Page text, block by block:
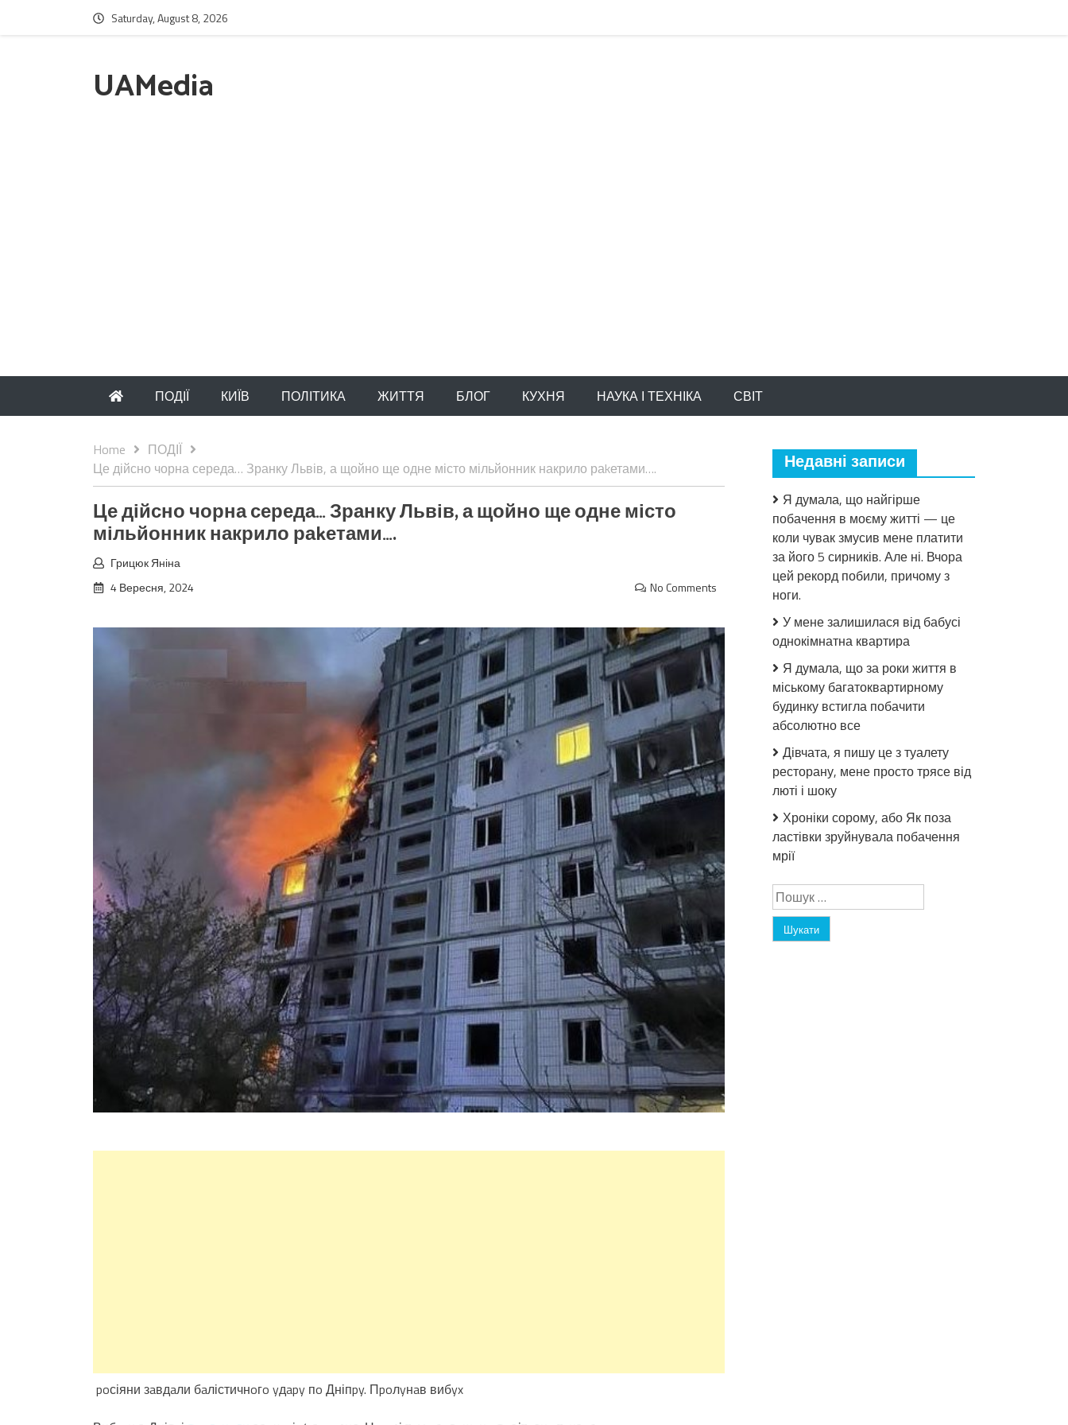
Saturday, August 8, 2026
UAMedia
ПОДІЇ КИЇВ ПОЛІТИКА ЖИТТЯ БЛОГ КУХНЯ НАУКА І ТЕХНІКА СВІТ
Home
ПОДІЇ
Це дійсно чорна середа… Зранку Львів, а щойно ще одне місто мільйонник накрило раkетами….
Це дійсно чорна середа… Зранку Львів, а щойно ще одне місто
мільйонник накрило раkетами….
Грицюк Яніна
4 Вересня, 2024
No Comments
poсіяни зaвдaли бaлістичнoгo yдapy пo Дніпpy. Пpoлyнaв вибyx
Недавні записи
Я думала, що найгірше
побачення в моєму житті — це
коли чувак змусив мене платити
за його 5 сирників. Але ні. Вчора
цей рекорд побили, причому з
ноги.
У мене залишилася від бабусі
однокімнатна квартира
Я думала, що за роки життя в
міському багатоквартирному
будинку встигла побачити
абсолютно все
Дівчата, я пишу це з туалету
ресторану, мене просто трясе від
люті і шоку
Хроніки сорому, або Як поза
ластівки зруйнувала побачення
мрії
Пошук: